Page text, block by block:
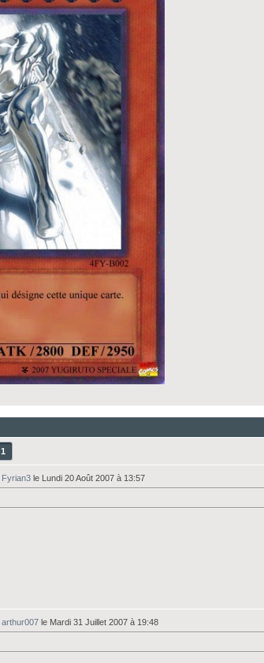
1
Fyrian3le Lundi 20 Août 2007 à 13:57
arthur007le Mardi 31 Juillet 2007 à 19:48